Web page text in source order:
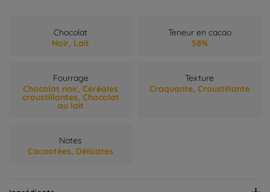
Chocolat
Noir, Lait
Teneur en cacao
58%
Fourrage
Chocolat noir, Céréales
croustillantes, Chocolat
au lait
Texture
Craquante, Croustillante
Notes
Cacaotées, Délicates